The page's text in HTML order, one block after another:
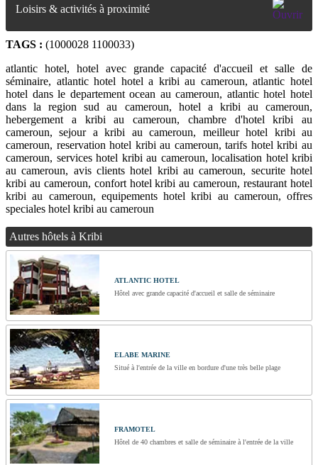
Loisirs & activités à proximité
TAGS : (1000028 1100033)
atlantic hotel, hotel avec grande capacité d'accueil et salle de
séminaire, atlantic hotel hotel a kribi au cameroun, atlantic hotel
hotel dans le departement ocean au cameroun, atlantic hotel hotel
dans la region sud au cameroun, hotel a kribi au cameroun,
hebergement a kribi au cameroun, chambre d'hotel kribi au
cameroun, sejour a kribi au cameroun, meilleur hotel kribi au
cameroun, reservation hotel kribi au cameroun, tarifs hotel kribi au
cameroun, services hotel kribi au cameroun, localisation hotel kribi
au cameroun, avis clients hotel kribi au cameroun, securite hotel
kribi au cameroun, confort hotel kribi au cameroun, restaurant hotel
kribi au cameroun, equipements hotel kribi au cameroun, offres
speciales hotel kribi au cameroun
Autres hôtels à Kribi
ATLANTIC HOTEL
Hôtel avec grande capacité d'accueil et salle de séminaire
ELABE MARINE
Situé à l'entrée de la ville en bordure d'une très belle plage
FRAMOTEL
Hôtel de 40 chambres et salle de séminaire à l'entrée de la ville